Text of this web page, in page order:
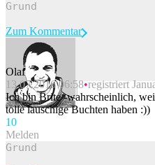
Beitrag melden
Zum Kommentar
Olaf
13.07.2016 06:58 registriert
Ich bin Brite -wahrscheinlich,
tolle lauschige Buchten haben :))
10
Melden